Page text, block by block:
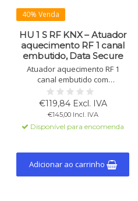
40% Venda
HU 1 S RF KNX – Atuador
aquecimento RF 1 canal
embutido, Data Secure
Atuador aquecimento RF 1
canal embutido com
controlador, controlo silencioso
de válvulas 230 V AC, 2
entradas binárias, proteção de
válvulas, Data Secure.
€119,84 Excl. IVA
€145,00 Incl. IVA
Disponível para encomenda
Adicionar ao carrinho